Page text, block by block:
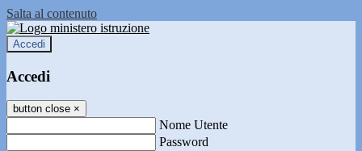
Salta al contenuto
Accedi
Accedi
button close ×
Nome Utente
Password